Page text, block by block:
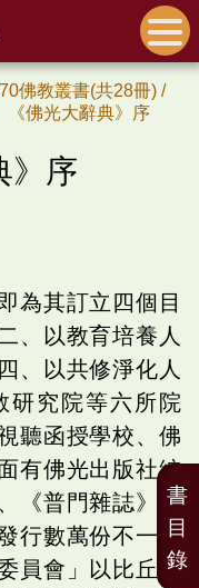
佛教叢書(共28冊) /
佛光大辭典》序
》序
為其訂立四個目
、以教育培養人
、以共修淨化人
研究院等六所院
聽函授學校、佛
有佛光出版社編
《普門雜誌》、
行數萬份不一。
員會」以比丘尼
書
目
錄